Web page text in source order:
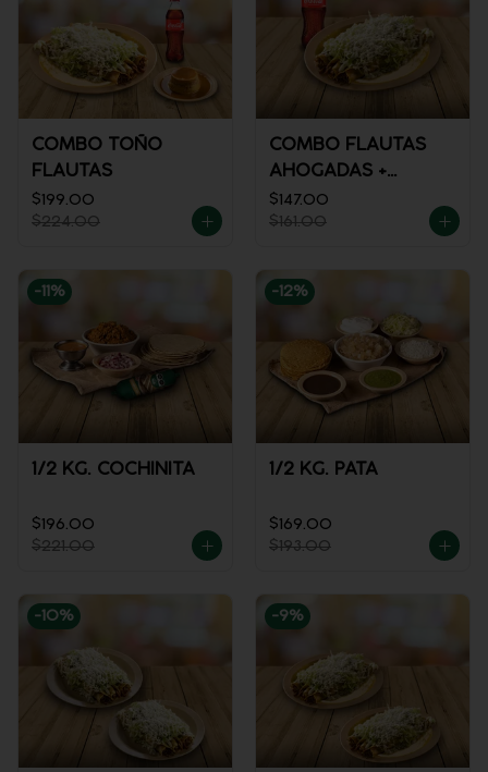
COMBO TOÑO
FLAUTAS
$199.00
$224.00
COMBO FLAUTAS
AHOGADAS +
REFRESCO
$147.00
$161.00
-11 %
1/2 KG. COCHINITA
$196.00
$221.00
-12%
1/2 KG. PATA
$169.00
$193.00
-10% -9%